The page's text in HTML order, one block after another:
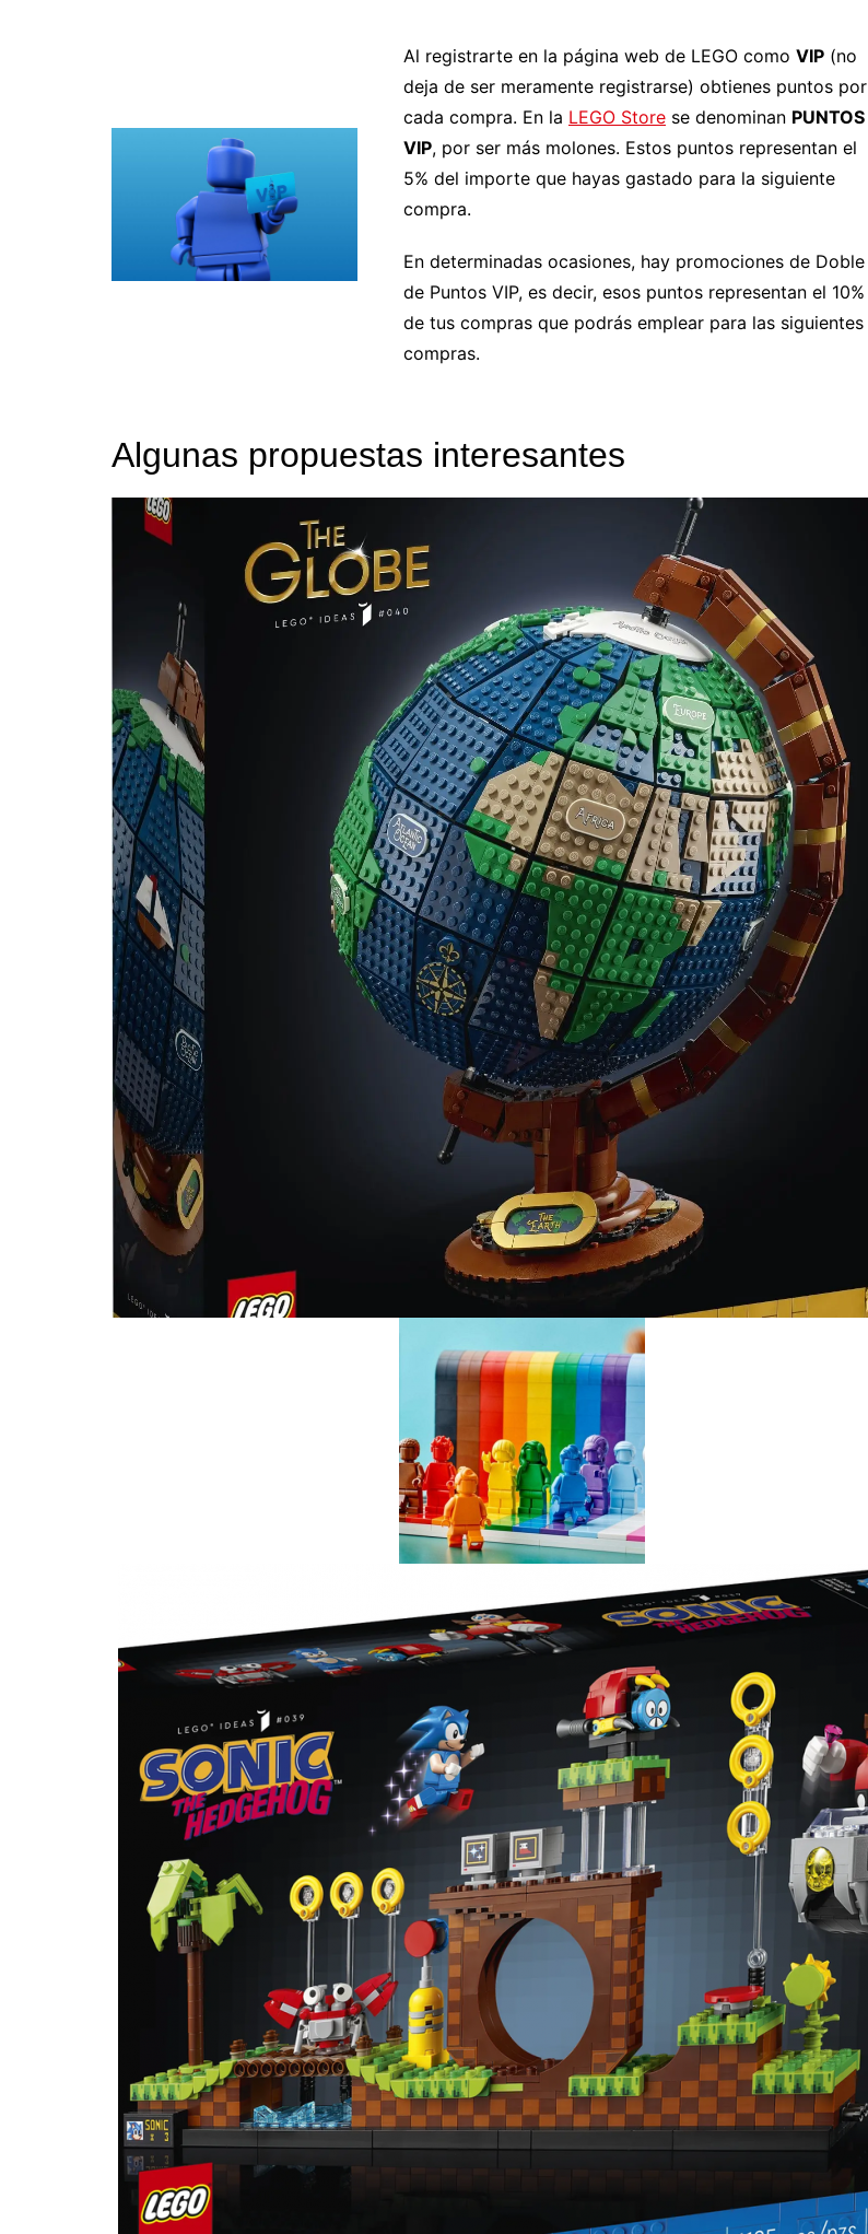
Al registrarte en la página web de LEGO como VIP (no
deja de ser meramente registrarse) obtienes puntos por
cada compra. En la LEGO Store se denominan PUNTOS
VIP, por ser más molones. Estos puntos representan el
5% del importe que hayas gastado para la siguiente
compra.
En determinadas ocasiones, hay promociones de Doble
de Puntos VIP, es decir, esos puntos representan el 10%
de tus compras que podrás emplear para las siguientes
compras.
Algunas propuestas interesantes